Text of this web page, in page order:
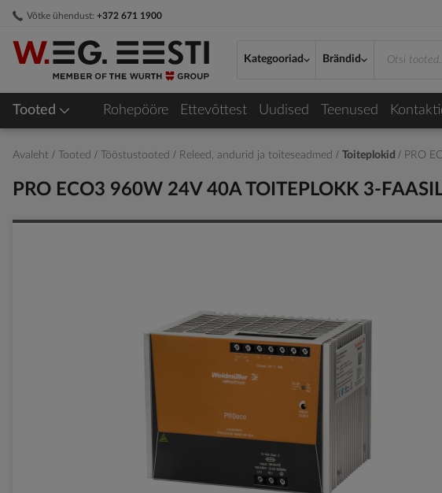
Võtke ühendust: +372 671 1900
Skip
Content
Kategooriad
Brändid
Tooted Rohepööre Ettevõttest Uudised Teenused
Avaleht Tooted Tööstustooted Releed, andurid ja toiteseadmed Toiteplokid PRO
PRO ECO3 960W 24V 40A TOITEPLOKK 3-